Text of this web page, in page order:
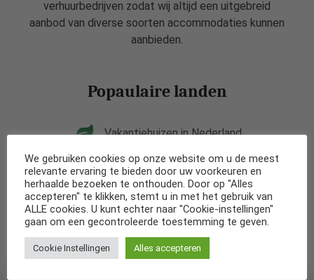
verhuurbedrijven zodat wij altijd een uitgebreid
aanbod van diverse soorten accommodaties kunnen
aanbieden.
Popaulaire landen
Vakantiehuizen in Nederland
Vakantiehuizen in België
Vakantiehuizen in Frankrijk
Vakantiehuizen in Spanje
We gebruiken cookies op onze website om u de meest
relevante ervaring te bieden door uw voorkeuren en
herhaalde bezoeken te onthouden. Door op "Alles
accepteren" te klikken, stemt u in met het gebruik van
ALLE cookies. U kunt echter naar "Cookie-instellingen"
gaan om een gecontroleerde toestemming te geven.
Cookie Instellingen Alles accepteren